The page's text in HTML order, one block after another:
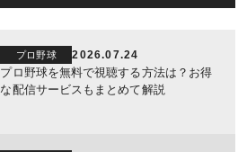
プロ野球 2026.07.24
プロ野球を無料で視聴する方法は？お得
な配信サービスもまとめて解説